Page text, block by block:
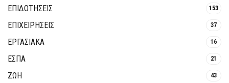
ΕΠΙΔΟΤΗΣΕΙΣ 153
ΕΠΙΧΕΙΡΗΣΕΙΣ 37
ΕΡΓΑΣΙΑΚΑ 16
ΕΣΠΑ 21
ΖΩΗ 43